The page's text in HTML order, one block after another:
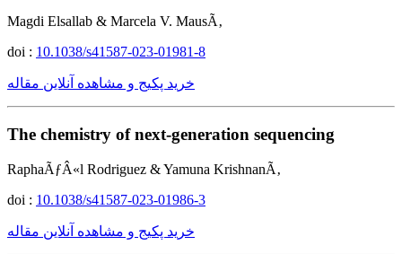
Magdi Elsallab & Marcela V. MausÃ‚
doi : 10.1038/s41587-023-01981-8
خرید پکیج و مشاهده آنلاین مقاله
The chemistry of next-generation sequencing
RaphaÃƒÂ«l Rodriguez & Yamuna KrishnanÃ‚
doi : 10.1038/s41587-023-01986-3
خرید پکیج و مشاهده آنلاین مقاله